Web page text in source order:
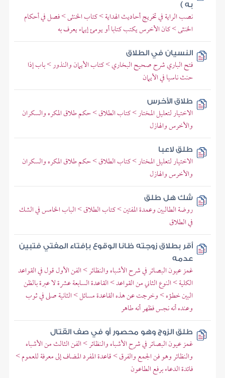
به )
نصب الراية في تخريج أحاديث الهداية > كتاب الخنثى > فصل في أحكام
الخنثى > كان الأخرس يكتب كتابا أو يومئ إيماء يعرف به
النسيان في الطلاق
فتح الباري شرح صحيح البخاري > كتاب الأيمان والنذور > باب إذا
حنث ناسيا في الأيمان
طلاق الأخرس
الاختيار لتعليل المختار > كتاب الطلاق > حكم طلاق المكره والسكران
والأخرس والهازل
طلق لاعبا
الاختيار لتعليل المختار > كتاب الطلاق > حكم طلاق المكره والسكران
والأخرس والهازل
شك هل طلق
روضة الطالبين وعمدة المفتين > كتاب الطلاق > الباب الخامس في الشك
في الطلاق
أقر بطلاق زوجته ظانا الوقوع بإفتاء المفتي فتبين
عدمه
غمز عيون البصائر في شرح الأشباه والنظائر > الفن الأول قول في القواعد
الكلية > النوع الثاني من القواعد > القاعدة السابعة عشرة لا عبرة بالظن
البين خطؤه > وخرجت عن هذه القاعدة مسائل > الثانية صلى في ثوب
وعنده أنه نجس فظهر أنه طاهر
طلق الزوج وهو محصور أو في صف القتال
غمز عيون البصائر في شرح الأشباه والنظائر > الفن الثالث من الأشباه
والنظائر وهو فن الجمع والفرق > قاعدة المفرد المضاف إلى معرفة للعموم >
فائدة الدعاء برفع الطاعون